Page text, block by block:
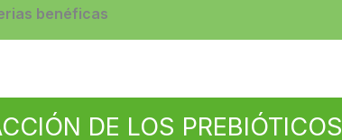
benéficas
DE LOS PREBIÓTICOS